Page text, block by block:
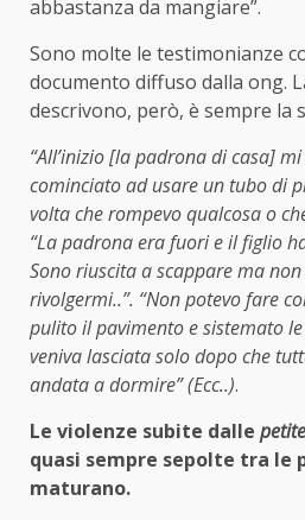
abbastanza da mangiare”.
Sono molte le testimonianze
documento diffuso dalla ong.
descrivono, però, è sempre la
“All’inizio [la padrona di casa]
cominciato ad usare un tubo di
volta che rompevo qualcosa o
“La padrona era fuori e il figlio
Sono riuscita a scappare ma
rivolgermi..”. “Non potevo fare
pulito il pavimento e sistemato
veniva lasciata solo dopo che
andata a dormire” (Ecc..).
Le violenze subite dalle
quasi sempre sepolte tra le
maturano.